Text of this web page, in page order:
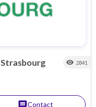
Strasbourg visibility 2841
messageContact